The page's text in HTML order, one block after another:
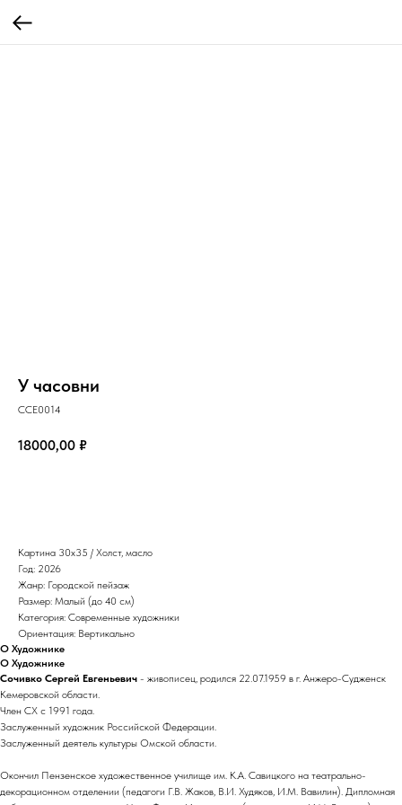
У часовни
ССЕ0014
18000,00 ₽
Картина 30х35 / Холст, масло
Год: 2026
Жанр: Городской пейзаж
Размер: Малый (до 40 см)
Категория: Современные художники
Ориентация: Вертикально
О Художнике
О Художнике
Сочивко Сергей Евгеньевич - живописец, родился 22.07.1959 в г. Анжеро-Судженск
Кемеровской области.
Член СХ с 1991 года.
Заслуженный художник Российской Федерации.
Заслуженный деятель культуры Омской области.
Окончил Пензенское художественное училище им. К.А. Савицкого на театрально-
декорационном отделении (педагоги Г.В. Жаков, В.И. Худяков, И.М. Вавилин). Дипломная